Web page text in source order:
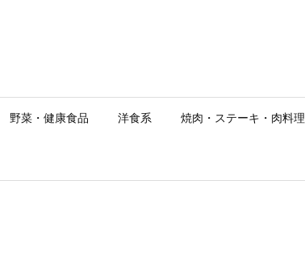
野菜・健康食品 洋食系 焼肉・ステーキ・肉料理